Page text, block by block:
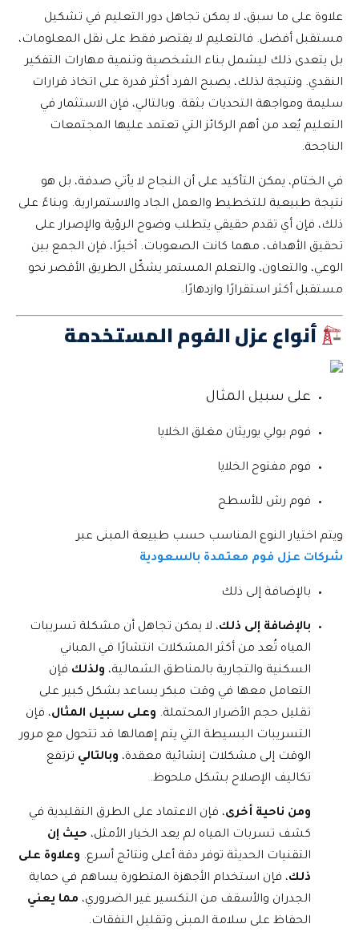
علاوة على ما سبق، لا يمكن تجاهل دور التعليم في تشكيل
مستقبل أفضل. فالتعليم لا يقتصر فقط على نقل المعلومات،
بل يتعدى ذلك ليشمل بناء الشخصية وتنمية مهارات التفكير
النقدي. ونتيجة لذلك، يصبح الفرد أكثر قدرة على اتخاذ قرارات
سليمة ومواجهة التحديات بثقة. وبالتالي، فإن الاستثمار في
التعليم يُعد من أهم الركائز التي تعتمد عليها المجتمعات
الناجحة.
في الختام، يمكن التأكيد على أن النجاح لا يأتي صدفة، بل هو
نتيجة طبيعية للتخطيط والعمل الجاد والاستمرارية. وبناءً على
ذلك، فإن أي تقدم حقيقي يتطلب وضوح الرؤية والإصرار على
تحقيق الأهداف، مهما كانت الصعوبات. أخيرًا، فإن الجمع بين
الوعي، والتعاون، والتعلم المستمر يشكّل الطريق الأقصر نحو
مستقبل أكثر استقرارًا وازدهارًا.
أنواع عزل الفوم المستخدمة
على سبيل المثال
فوم بولي يوريثان مغلق الخلايا
فوم مفتوح الخلايا
فوم رش للأسطح
ويتم اختيار النوع المناسب حسب طبيعة المبنى عبر
شركات عزل فوم معتمدة بالسعودية
بالإضافة إلى ذلك
بالإضافة إلى ذلك، لا يمكن تجاهل أن مشكلة تسريبات
المياه تُعد من أكثر المشكلات انتشارًا في المباني
السكنية والتجارية بالمناطق الشمالية، ولذلك فإن
التعامل معها في وقت مبكر يساعد بشكل كبير على
تقليل حجم الأضرار المحتملة. وعلى سبيل المثال، فإن
التسريبات البسيطة التي يتم إهمالها قد تتحول مع مرور
الوقت إلى مشكلات إنشائية معقدة، وبالتالي ترتفع
تكاليف الإصلاح بشكل ملحوظ.
ومن ناحية أخرى، فإن الاعتماد على الطرق التقليدية في
كشف تسربات المياه لم يعد الخيار الأمثل، حيث إن
التقنيات الحديثة توفر دقة أعلى ونتائج أسرع. وعلاوة على
ذلك، فإن استخدام الأجهزة المتطورة يساهم في حماية
الجدران والأسقف من التكسير غير الضروري، مما يعني
الحفاظ على سلامة المبنى وتقليل النفقات.